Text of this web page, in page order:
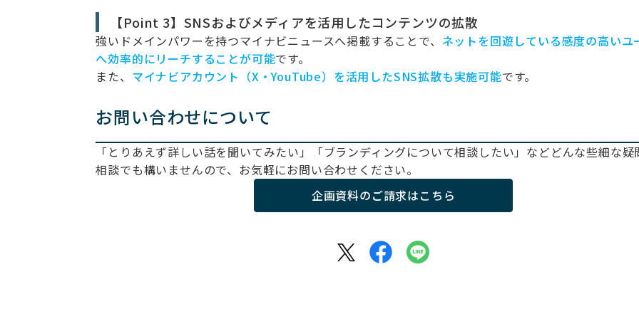
【Point 3】SNSおよびメディアを活用したコンテンツの拡散
強いドメインパワーを持つマイナビニュースへ掲載することで、 ネットを回遊している感度の高いユ
へ効率的にリーチすることが可能です。
また、 マイナビアカウント（X・YouTube）を活用したSNS拡散も実施可能です。
お問い合わせについて
「とりあえず詳しい話を聞いてみたい」「ブランディングについて相談したい」などどんな些細な疑
相談でも構いませんので、お気軽にお問い合わせください。
企画資料のご請求はこちら